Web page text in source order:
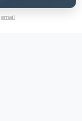
email